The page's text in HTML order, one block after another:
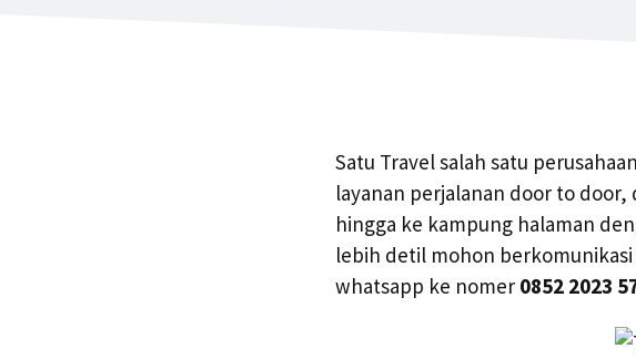
Satu Travel salah satu
layanan perjalanan door to
hingga ke kampung halaman
lebih detil mohon
whatsapp ke nomer 0852 2023